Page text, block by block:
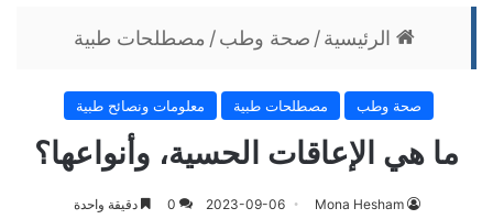
الرئيسية / صحة وطب / مصطلحات طبية
صحة وطب مصطلحات طبية معلومات ونصائح طبية
ما هي الإعاقات الحسية، وأنواعها؟
Mona Hesham
2023-09-06
0 دقيقة واحدة